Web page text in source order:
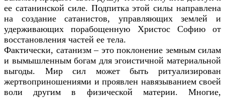
ее сатанинской силе. Подпитка этой силы направлена
на создание сатанистов, управляющих землей и
удерживающих порабощенную Христос Софию от
восстановления частей ее тела.
Фактически, сатанизм – это поклонение земным силам
и вымышленным богам для эгоистичной материальной
выгоды. Мир сил может быть ритуализирован
жертвоприношениями и проявлен навязыванием своей
воли другим в физической материи. Многие,